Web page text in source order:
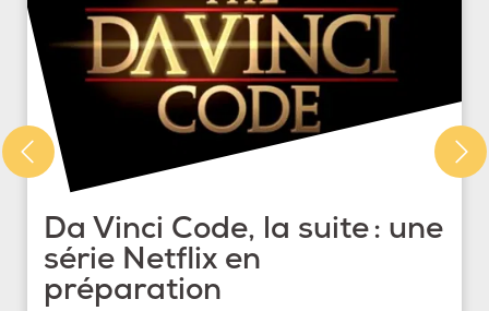
Da Vinci Code, la suite : une
série Netflix en
préparation